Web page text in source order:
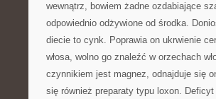
wewnątrz, bowiem żadne ozdabiające
odpowiednio odżywione od środka.
diecie to cynk. Poprawia on ukrwienie
włosa, wolno go znaleźć w orzechach
czynnikiem jest magnez, odnajduje się
się również preparaty typu loxon.